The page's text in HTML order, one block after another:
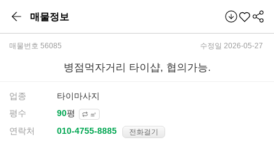
매물정보
매물번호 56085 수정일 2026-05-27
병점먹자거리 타이샵, 협의가능.
업종
타이마사지
평수
평 ㎡
연락처 전화걸기